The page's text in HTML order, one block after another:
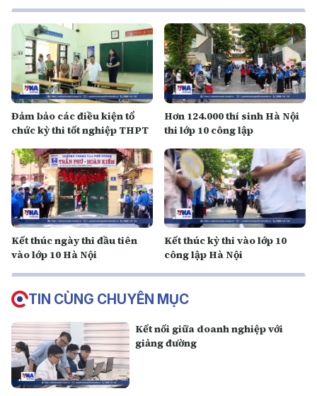
Đảm bảo các điều kiện tổ
chức kỳ thi tốt nghiệp THPT
Hơn 124.000 thí sinh Hà Nội
thi lớp 10 công lập
Kết thúc ngày thi đầu tiên
vào lớp 10 Hà Nội
Kết thúc kỳ thi vào lớp 10
công lập Hà Nội
TIN CÙNG CHUYÊN MỤC
Kết nối giữa doanh nghiệp với
giảng đường